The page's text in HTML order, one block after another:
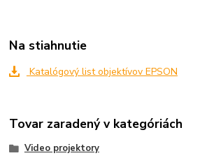
Na stiahnutie
Katalógový list objektívov EPSON
Tovar zaradený v kategóriách
Video projektory